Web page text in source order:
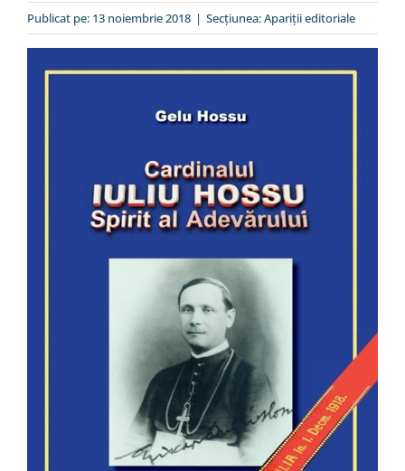
Special
Publicat pe: 13 noiembrie 2018 | Secțiunea:Apariții editoriale